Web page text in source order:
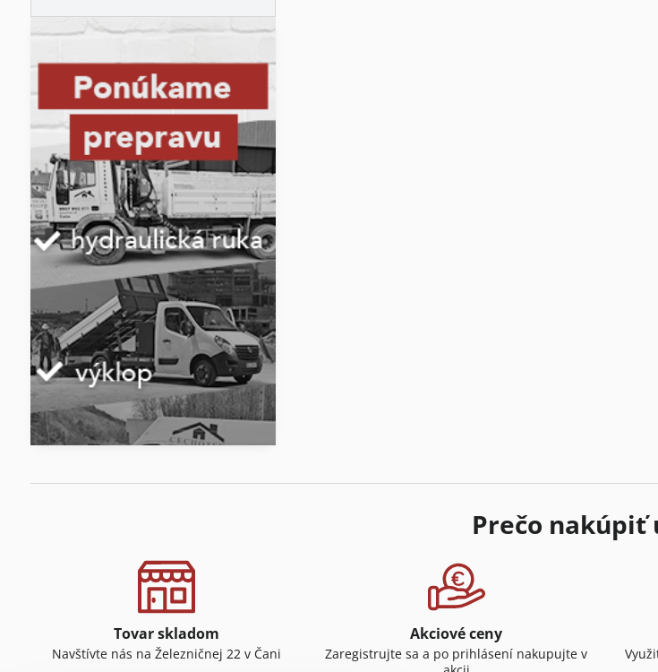
Prečo nakúpiť
Tovar skladom
Navštívte nás na Železničnej 22 v Čani
Akciové ceny
Zaregistrujte sa a po prihlásení nakupujte v